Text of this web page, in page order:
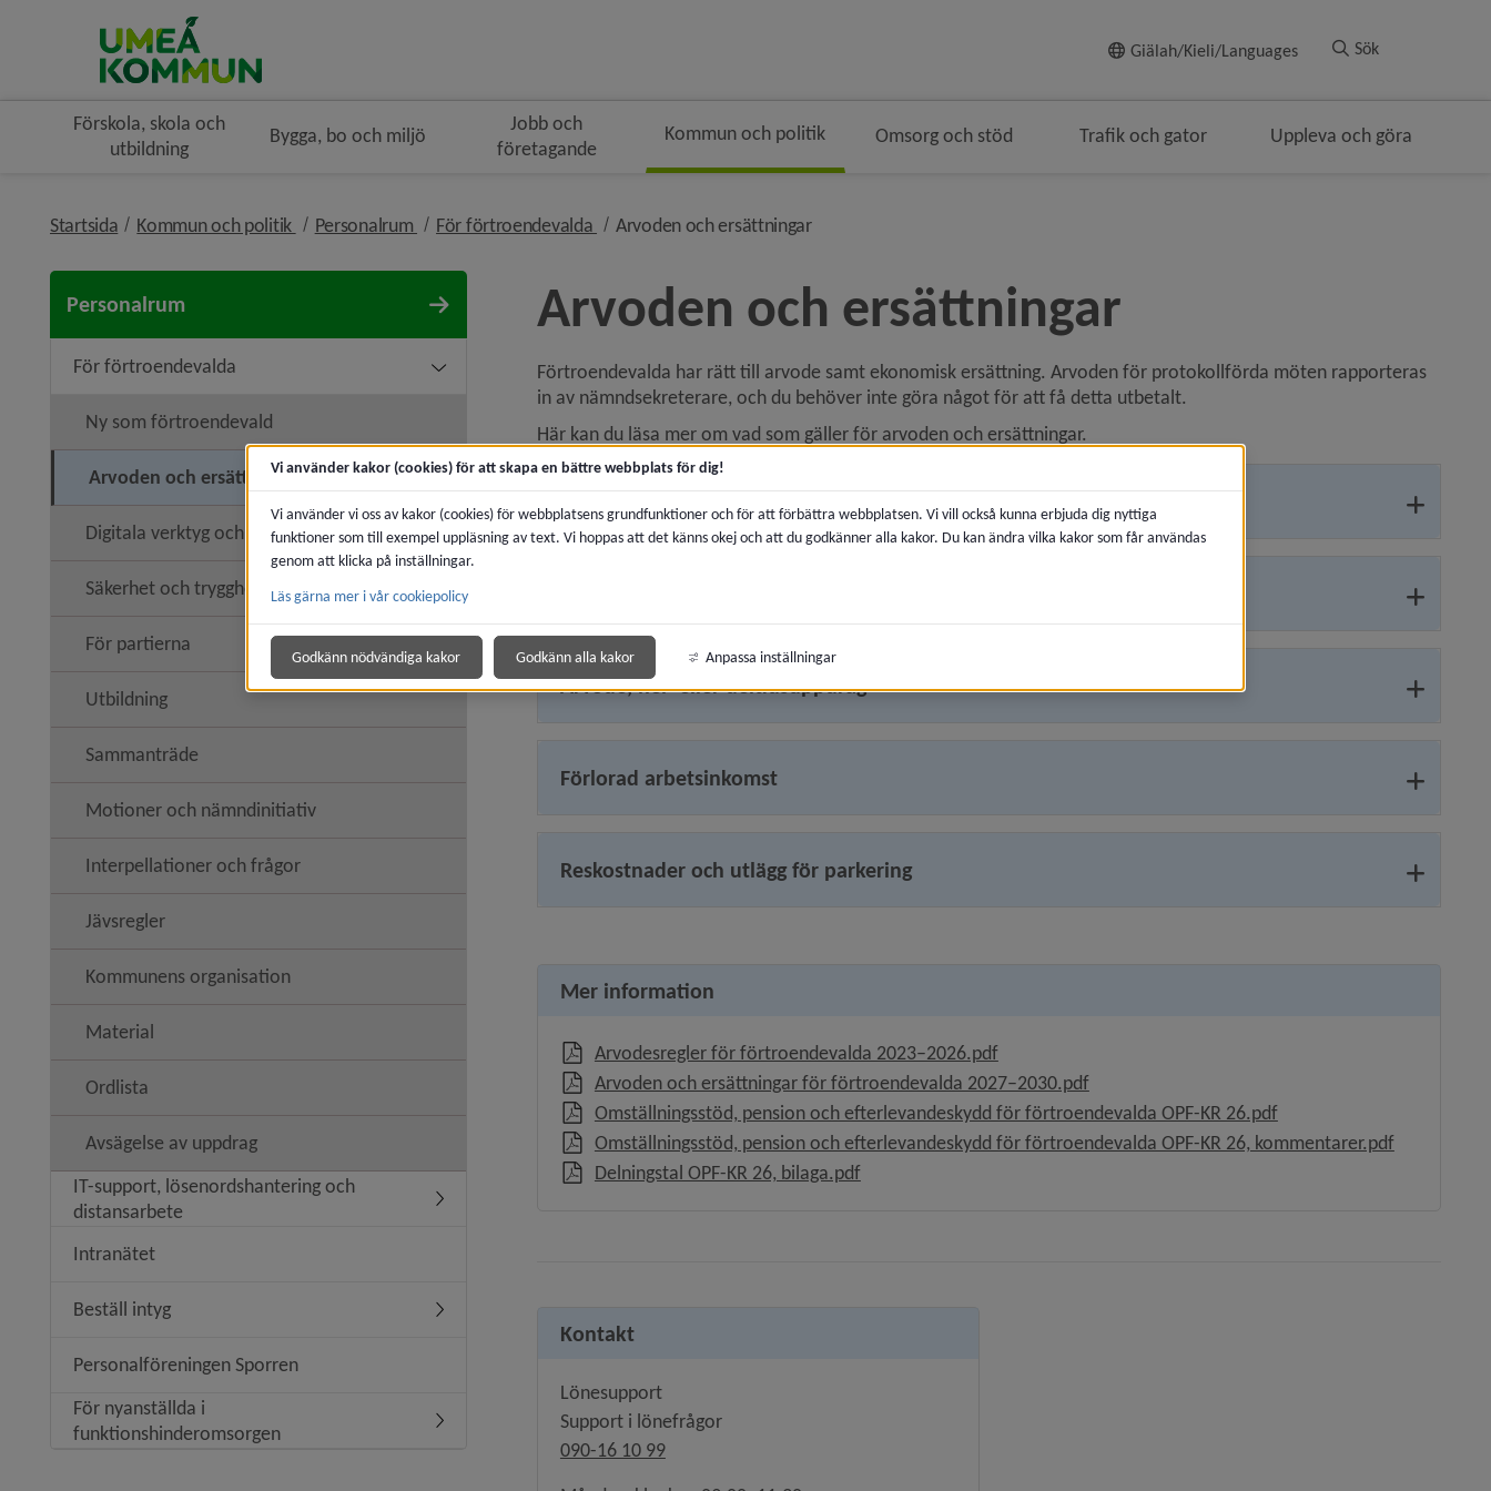
Giälah/Kieli/Languages Sök
Förskola, skola och
utbildning
Bygga, bo och miljö
Jobb och
företagande
Kommun och politik Omsorg och stöd Trafik och gator Uppleva och göra
Startsida Kommun och politik nivå i brödsmulenavigeringen
Personalrum nivå i brödsmulenavigeringen
För förtroendevalda nivå i brödsmulenavigeringen
Arvoden och ersättningarnivå i brödsmulenavigeringen
Personalrum
För förtroendevalda Undermeny för För förtroendevalda
Ny som förtroendevald
Arvoden och ersättningar
Digitala verktyg och support
Säkerhet och trygghet Undermeny för Säkerhet och trygghet
För partierna
Utbildning
Sammanträde
Motioner och nämndinitiativ
Interpellationer och frågor
Jävsregler
Kommunens organisation
Material
Ordlista
Avsägelse av uppdrag
IT-support, lösenordshantering och
distansarbete
Undermeny för IT-support, lösenordshantering och distansarbete
Intranätet
Beställ intyg Undermeny för Beställ intyg
Personalföreningen Sporren
För nyanställda i
funktionshinderomsorgen
Undermeny för För nyanställda i funktionshinderomsorgen
Arvoden och ersättningar
Förtroende­valda har rätt till arvode samt ekonomisk ersättning. Arvoden för protokollförda möten rapporteras
in av nämndsekreterare, och du behöver inte göra något för att få detta utbetalt.
Här kan du läsa mer om vad som gäller för arvoden och ersättningar.
Utbetalning
Arvode, hel- eller deltidsuppdrag
Förlorad arbetsinkomst
Reskostnader och utlägg för parkering
Mer information
Arvodesregler för förtroendevalda 2023–2026.pdf, 320.6 kB, öppnas i nytt fönster.
Arvoden och ersättningar för förtroendevalda 2027–2030.pdf, 496.8 kB, öppnas i nytt fönster.
Omställningsstöd, pension och efterlevandeskydd för förtroendevalda OPF-KR 26.pdf, 87.3 kB, öppnas i nytt
Omställningsstöd, pension och efterlevandeskydd för förtroendevalda OPF-KR 26, kommentarer.pdf, 131.2 kB,
Delningstal OPF-KR 26, bilaga.pdf, 991 kB, öppnas i nytt fönster.
Kontakt
Lönesupport
Support i lönefrågor
090-16 10 99
Vi använder kakor (cookies) för att skapa en bättre webbplats för dig!
Vi använder vi oss av kakor (cookies) för webbplatsens grundfunktioner och för att förbättra webbplatsen. Vi vill också kunna erbjuda dig nyttiga
funktioner som till exempel uppläsning av text. Vi hoppas att det känns okej och att du godkänner alla kakor. Du kan ändra vilka kakor som får användas
genom att klicka på inställningar.
Läs gärna mer i vår cookiepolicy
Godkänn nödvändiga kakor Godkänn alla kakor Anpassa inställningar